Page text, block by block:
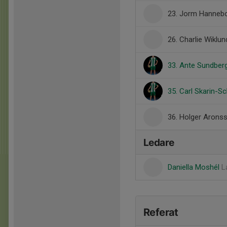
23. Jorm
26. Charlie
33. Ante
35. Carl Skarin-
36. Holger
Ledare
Daniella Moshél
Referat